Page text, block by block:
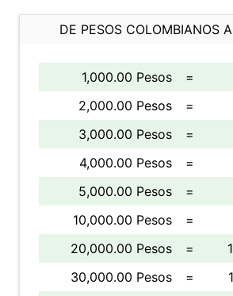
DE PESOS COLOMBIANOS
1,000.00 Pesos =
2,000.00 Pesos
=
3,000.00 Pesos
=
4,000.00 Pesos
=
5,000.00 Pesos
=
10,000.00 Pesos
=
20,000.00 Pesos
=
30,000.00 Pesos
=